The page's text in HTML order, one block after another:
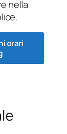
nella
orari